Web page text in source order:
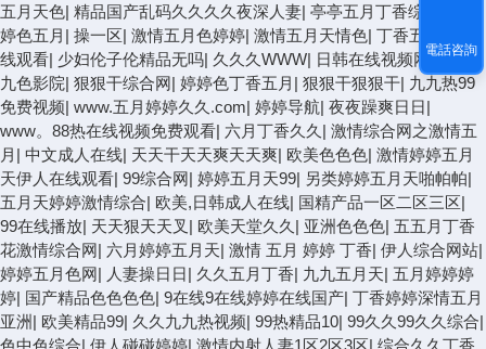
電話咨詢
五月天色| 精品国产乱码久久久久夜深人妻| 亭亭五月丁香综合欧美
婷色五月 | 操一区| 激情五月色婷婷| 激情五月天情色| 丁香五月网在
线观看| 少妇伦子伦精品无吗| 久久久WWW| 日韩在线视频网站|九
九色影院| 狠狠干综合网| 婷婷色丁香五月 | 狠狠干狠狠干| 九九热99
免费视频| www.五月婷婷久久.com| 婷婷导航| 夜夜躁爽日日|
www。88热在线视频免费观看| 六月丁香久久 | 激情综合网之激情五
月 | 中文成人在线| 天天干天天爽天天爽| 欧美色色色| 激情婷婷五月
天伊人在线观看| 99综合网| 婷婷五月天99| 另类婷婷五月天啪帕帕|
五月天婷婷激情综合| 欧美,日韩成人在线| 国精产品一区二区三区|
99在线播放| 天天狠天天叉 | 欧美天堂久久 | 亚洲色色色| 五五月丁香
花激情综合网| 六月婷婷五月天| 激情 五月 婷婷 丁香| 伊人综合网站|
婷婷五月色网| 人妻操日日| 久久五月丁香| 九九五月天| 五月婷婷婷
婷| 国产精品色色色色| 9在线9在线婷婷在线国产| 丁香婷婷深情五月
亚洲 | 欧美精品99| 久久九九热视频| 99热精品10| 99久久99久久综合|
色中色综合| 伊人碰碰婷婷| 激情内射人妻1区2区3区| 综合久久丁香